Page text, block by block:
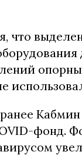
что
фонд.